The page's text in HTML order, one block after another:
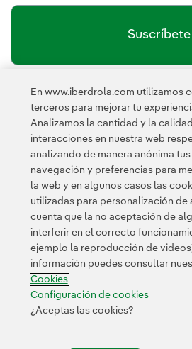
Suscríbete
He leído y acepto la
Enlace externo, se
Esta página está protegida por
Política de privacidad
Contacta Clientes Política de
Política de cookies Configuración de
Canal de denuncias
En www.iberdrola.com utilizamos
terceros para mejorar tu
Analizamos la cantidad y la
interacciones en nuestra web
analizando de manera anónima
navegación y preferencias para
la web y en algunos casos las
utilizadas para personalización de
cuenta que la no aceptación de
interferir en el correcto
ejemplo la reproducción de
información puedes consultar
Cookies
Configuración de cookies
¿Aceptas las cookies?